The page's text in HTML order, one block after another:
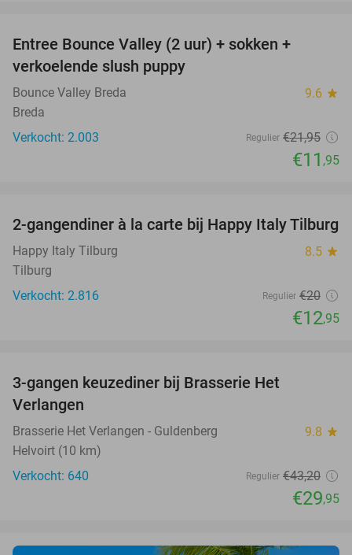
Entree Bounce Valley (2 uur) + sokken +
verkoelende slush puppy
Bounce Valley Breda 9.6 star
Breda
Verkocht: 2.003
Regulier €21,95
€11 ,95
35%
2-gangendiner à la carte bij Happy Italy Tilburg
Happy Italy Tilburg 8.5 star
Tilburg
Verkocht: 2.816
Regulier €20
€12,95
3-gangen keuzediner bij Brasserie Het
Verlangen
Brasserie Het Verlangen - Guldenberg 9.8 star
Helvoirt (10 km)
Verkocht: 640
Regulier €43,20
€29,95